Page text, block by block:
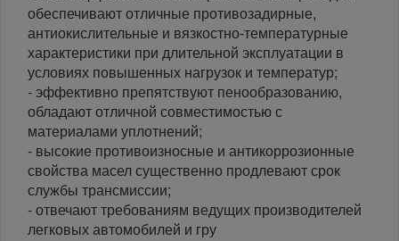
обеспечивают отличные противозадирные,
антиокислительные и вязкостно-температурные
характеристики при длительной эксплуатации в
условиях повышенных нагрузок и температур;
- эффективно препятствуют пенообразованию,
обладают отличной совместимостью с
материалами уплотнений;
- высокие противоизносные и антикоррозионные
свойства масел существенно продлевают срок
службы трансмиссии;
- отвечают требованиям ведущих производителей
легковых автомобилей и гру